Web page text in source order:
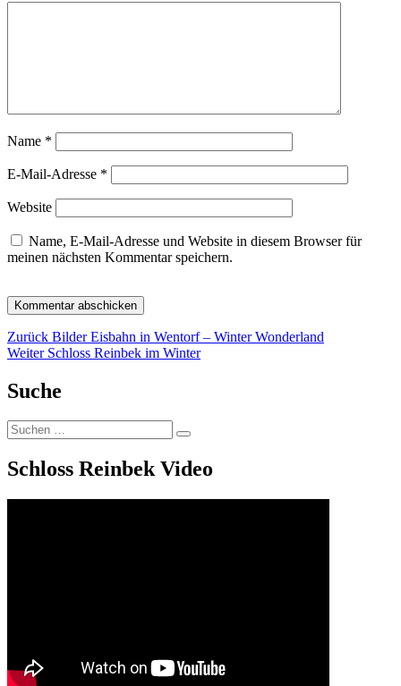
Name *
E-Mail-Adresse *
Website
Name, E-Mail-Adresse und Website in diesem Browser für
meinen nächsten Kommentar speichern.
Beitragsnavigation
Zurück Vorheriger
Beitrag:
Bilder Eisbahn in Wentorf – Winter Wonderland
Weiter Nächster
Schloss Reinbek im Winter
Suche
Suchen
nach:
Suchen
Schloss Reinbek Video